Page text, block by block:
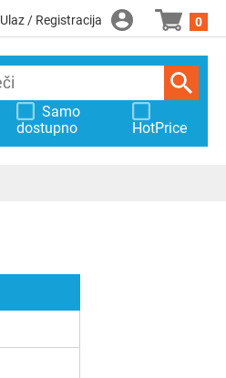
Ulaz / Registracija 0
Samo
dostupno
HotPrice